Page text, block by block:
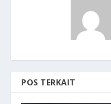
POS TERKAIT